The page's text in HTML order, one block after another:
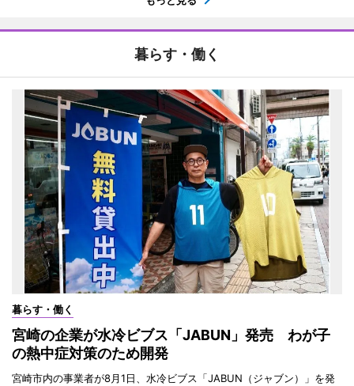
暮らす・働く
暮らす・働く
宮崎の企業が水冷ビブス「JABUN」発売 わが子
の熱中症対策のため開発
宮崎市内の事業者が8月1日、水冷ビブス「JABUN（ジャブン）」を発